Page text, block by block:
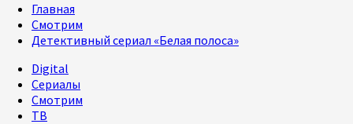
Главная
Смотрим
Детективный сериал «Белая полоса»
Digital
Сериалы
Смотрим
ТВ